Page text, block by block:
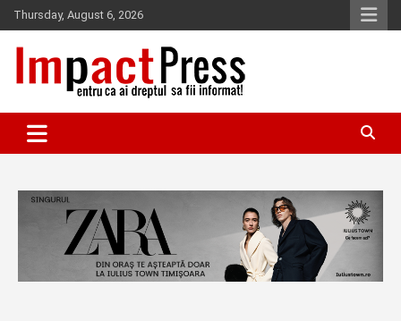
Skip
to
content
Thursday, August 6, 2026
IMPACTPRESS